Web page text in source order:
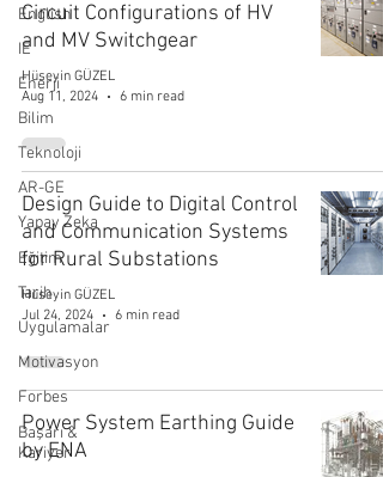
English
IE
Enerji
Bilim
Teknoloji
AR-GE
Yapay Zeka
Eğitim
Tarih
Uygulamalar
Motivasyon
Forbes
Başarı &
Kariyer
Circuit Configurations of HV
and MV Switchgear
Hüseyin GÜZEL
Aug 11, 2024
6 min read
Design Guide to Digital Control
and Communication Systems
for Rural Substations
Hüseyin GÜZEL
Jul 24, 2024
6 min read
Power System Earthing Guide
by ENA